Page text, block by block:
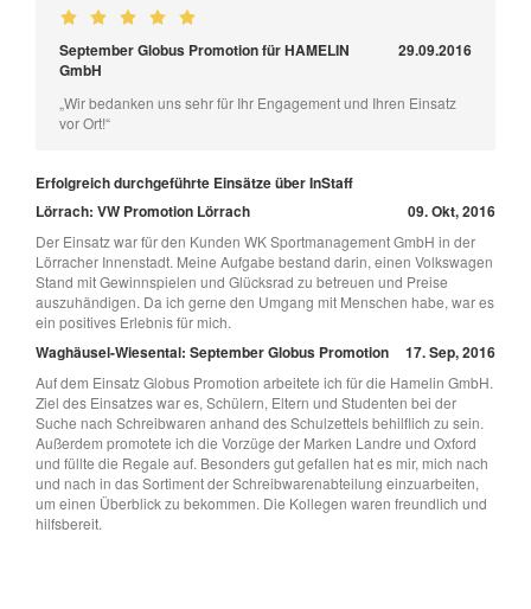
September Globus Promotion für HAMELIN
GmbH
29.09.2016
„Wir bedanken uns sehr für Ihr Engagement und Ihren Einsatz
vor Ort!“
Erfolgreich durchgeführte Einsätze über InStaff
Lörrach: VW Promotion Lörrach
09. Okt, 2016
Der Einsatz war für den Kunden WK Sportmanagement GmbH in der
Lörracher Innenstadt. Meine Aufgabe bestand darin, einen Volkswagen
Stand mit Gewinnspielen und Glücksrad zu betreuen und Preise
auszuhändigen. Da ich gerne den Umgang mit Menschen habe, war es
ein positives Erlebnis für mich.
Waghäusel-Wiesental: September Globus Promotion 17. Sep, 2016
Auf dem Einsatz Globus Promotion arbeitete ich für die Hamelin GmbH.
Ziel des Einsatzes war es, Schülern, Eltern und Studenten bei der
Suche nach Schreibwaren anhand des Schulzettels behilflich zu sein.
Außerdem promotete ich die Vorzüge der Marken Landre und Oxford
und füllte die Regale auf. Besonders gut gefallen hat es mir, mich nach
und nach in das Sortiment der Schreibwarenabteilung einzuarbeiten,
um einen Überblick zu bekommen. Die Kollegen waren freundlich und
hilfsbereit.